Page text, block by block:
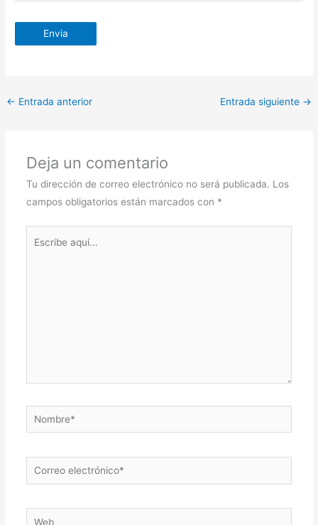
← Entrada anterior Entrada siguiente →
Deja un comentario
Tu dirección de correo electrónico no será publicada. Los
campos obligatorios están marcados con *
Nombre*
Correo
electrónico*
Web